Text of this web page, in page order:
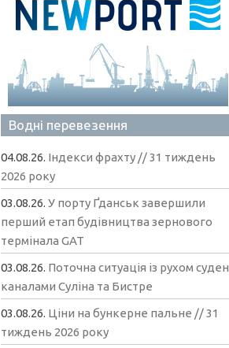
Водні перевезення
04.08.26. Індекси фрахту // 31 тиждень
2026 року
03.08.26.У порту Ґданськ завершили
перший етап будівництва зернового
термінала GAT
03.08.26. Поточна ситуація із рухом суден
каналами Суліна та Бистре
03.08.26. Ціни на бункерне пальне // 31
тиждень 2026 року